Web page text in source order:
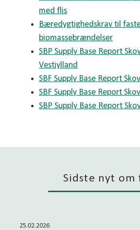
med flis
Bæredygtighedskrav til
biomassebrændelser
SBP Supply Base Report
Vestjylland
SBF Supply Base Report
SBF Supply Base Report
SBP Supply Base Report
Sidste nyt om
25.02.2026